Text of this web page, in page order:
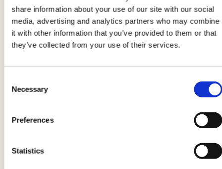
share information about your use of our site with our social
media, advertising and analytics partners who may combine
it with other information that you’ve provided to them or that
they’ve collected from your use of their services.
Selection
Necessary
Preferences
Statistics
Coprite con due fette di panettone salato, poi
spalmate uno strato disalsa verde(ecco la
ricetta completa) e unite ilsalmone
erba cipollina.
Coprite con due fette di panettone e spalmate